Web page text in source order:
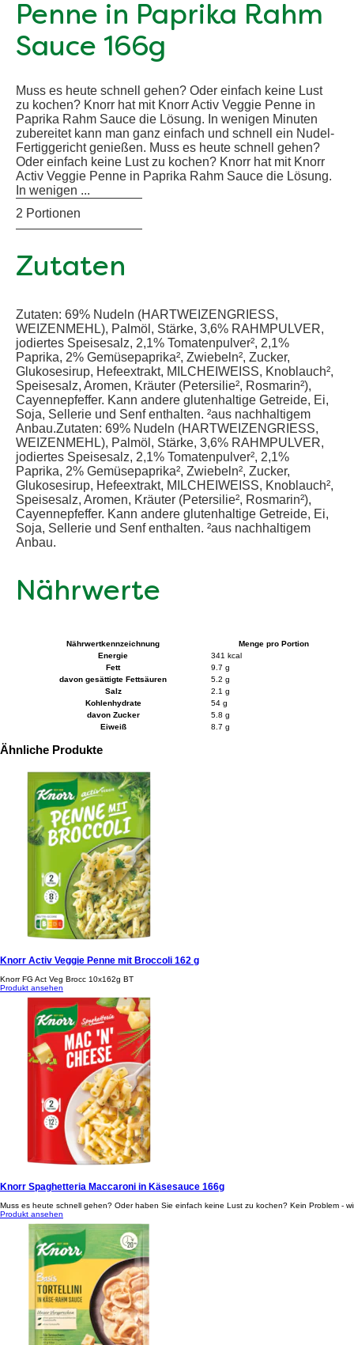
Penne in Paprika Rahm
Sauce 166g
Muss es heute schnell gehen? Oder einfach keine Lust
zu kochen? Knorr hat mit Knorr Activ Veggie Penne in
Paprika Rahm Sauce die Lösung. In wenigen Minuten
zubereitet kann man ganz einfach und schnell ein Nudel-
Fertiggericht genießen. Muss es heute schnell gehen?
Oder einfach keine Lust zu kochen? Knorr hat mit Knorr
Activ Veggie Penne in Paprika Rahm Sauce die Lösung.
In wenigen ...
2 Portionen
Zutaten
Zutaten: 69% Nudeln (HARTWEIZENGRIESS,
WEIZENMEHL), Palmöl, Stärke, 3,6% RAHMPULVER,
jodiertes Speisesalz, 2,1% Tomatenpulver², 2,1%
Paprika, 2% Gemüsepaprika², Zwiebeln², Zucker,
Glukosesirup, Hefeextrakt, MILCHEIWEISS, Knoblauch²,
Speisesalz, Aromen, Kräuter (Petersilie², Rosmarin²),
Cayennepfeffer. Kann andere glutenhaltige Getreide, Ei,
Soja, Sellerie und Senf enthalten. ²aus nachhaltigem
Anbau.Zutaten: 69% Nudeln (HARTWEIZENGRIESS,
WEIZENMEHL), Palmöl, Stärke, 3,6% RAHMPULVER,
jodiertes Speisesalz, 2,1% Tomatenpulver², 2,1%
Paprika, 2% Gemüsepaprika², Zwiebeln², Zucker,
Glukosesirup, Hefeextrakt, MILCHEIWEISS, Knoblauch²,
Speisesalz, Aromen, Kräuter (Petersilie², Rosmarin²),
Cayennepfeffer. Kann andere glutenhaltige Getreide, Ei,
Soja, Sellerie und Senf enthalten. ²aus nachhaltigem
Anbau.
Nährwerte
Nährwertkennzeichnung
Menge pro Portion
Energie
341 kcal
Fett
9.7 g
davon gesättigte Fettsäuren
5.2 g
Salz
2.1 g
Kohlenhydrate
54 g
davon Zucker
5.8 g
Eiweiß
8.7 g
Ähnliche Produkte
Knorr Activ Veggie Penne mit Broccoli 162 g
Knorr FG Act Veg Brocc 10x162g BT
Produkt ansehen
Knorr Spaghetteria Maccaroni in Käsesauce 166g
Muss es heute schnell gehen? Oder haben Sie einfach keine Lust zu kochen? Kein Problem -
Produkt ansehen